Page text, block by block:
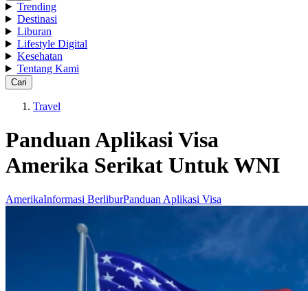
Trending
Destinasi
Liburan
Lifestyle Digital
Kesehatan
Tentang Kami
Cari
Travel
Panduan Aplikasi Visa
Amerika Serikat Untuk WNI
AmerikaInformasi BerliburPanduan Aplikasi Visa